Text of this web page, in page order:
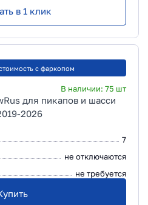
в 1 клик
с фаркопом
В наличии: 75 шт
для пикапов и шасси
2026
7
не отключаются
не требуется